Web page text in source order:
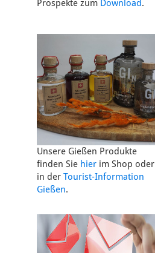
Prospekte zum Download.
Unsere Gießen Produkte
finden Sie hierim Shop oder
in der Tourist-Information
Gießen.